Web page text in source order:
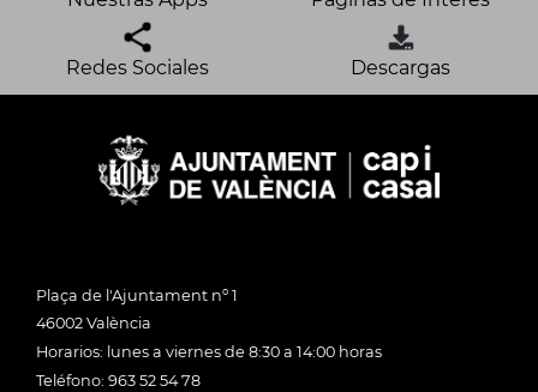
Redes Sociales Descargas
Plaça de l'Ajuntament nº 1
46002 València
Horarios: lunes a viernes de 8:30 a 14:00 horas
Teléfono: 963 52 54 78